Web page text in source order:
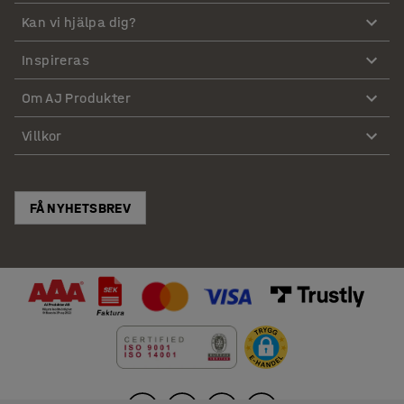
Kan vi hjälpa dig?
Inspireras
Om AJ Produkter
Villkor
FÅ NYHETSBREV